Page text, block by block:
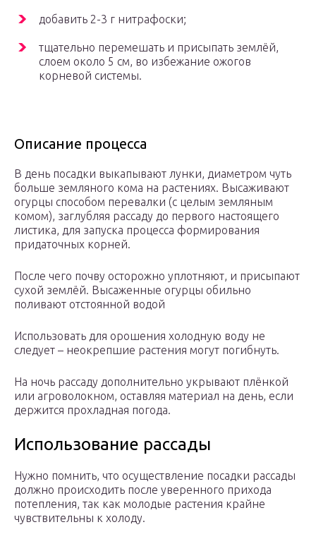
добавить 2-3 г нитрафоски;
тщательно перемешать и присыпать землёй,
слоем около 5 см, во избежание ожогов
корневой системы.
Описание процесса
В день посадки выкапывают лунки, диаметром чуть
больше земляного кома на растениях. Высаживают
огурцы способом перевалки (с целым земляным
комом), заглубляя рассаду до первого настоящего
листика, для запуска процесса формирования
придаточных корней.
После чего почву осторожно уплотняют, и присыпают
сухой землёй. Высаженные огурцы обильно
поливают отстоянной водой
Использовать для орошения холодную воду не
следует – неокрепшие растения могут погибнуть.
На ночь рассаду дополнительно укрывают плёнкой
или агроволокном, оставляя материал на день, если
держится прохладная погода.
Использование рассады
Нужно помнить, что осуществление посадки рассады
должно происходить после уверенного прихода
потепления, так как молодые растения крайне
чувствительны к холоду.